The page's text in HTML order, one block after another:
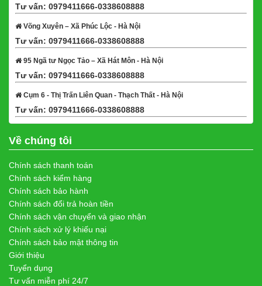
Tư vấn: 0979411666-0338608888
Võng Xuyên – Xã Phúc Lộc - Hà Nội
Tư vấn: 0979411666-0338608888
95 Ngã tư Ngọc Tảo – Xã Hát Môn - Hà Nội
Tư vấn: 0979411666-0338608888
Cụm 6 - Thị Trấn Liên Quan - Thạch Thất - Hà Nội
Tư vấn: 0979411666-0338608888
Về chúng tôi
Chính sách thanh toán
Chính sách kiểm hàng
Chính sách bảo hành
Chính sách đổi trả hoàn tiền
Chính sách vận chuyển và giao nhận
Chính sách xử lý khiếu nại
Chính sách bảo mật thông tin
Giới thiệu
Tuyển dụng
Tư vấn miễn phí 24/7